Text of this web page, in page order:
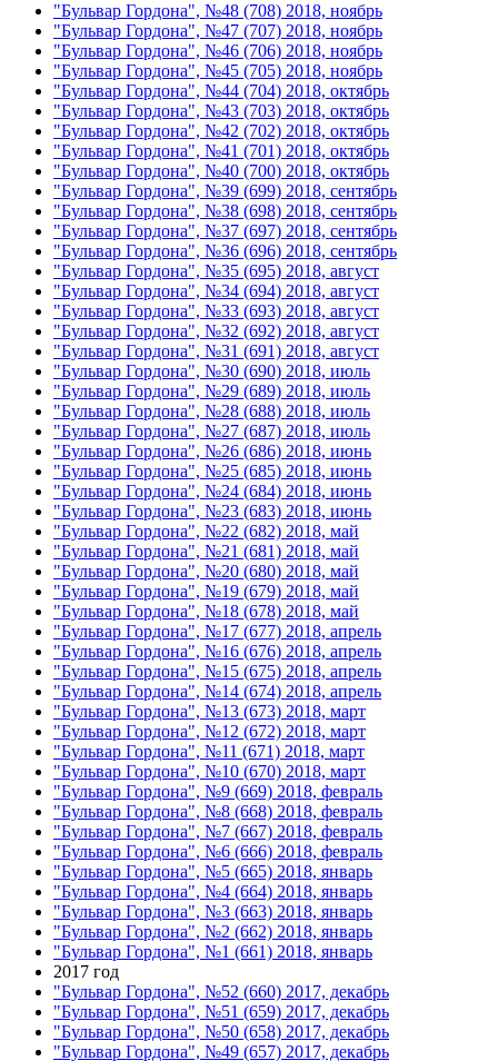
"Бульвар Гордона", №48 (708) 2018, ноябрь
"Бульвар Гордона", №47 (707) 2018, ноябрь
"Бульвар Гордона", №46 (706) 2018, ноябрь
"Бульвар Гордона", №45 (705) 2018, ноябрь
"Бульвар Гордона", №44 (704) 2018, октябрь
"Бульвар Гордона", №43 (703) 2018, октябрь
"Бульвар Гордона", №42 (702) 2018, октябрь
"Бульвар Гордона", №41 (701) 2018, октябрь
"Бульвар Гордона", №40 (700) 2018, октябрь
"Бульвар Гордона", №39 (699) 2018, сентябрь
"Бульвар Гордона", №38 (698) 2018, сентябрь
"Бульвар Гордона", №37 (697) 2018, сентябрь
"Бульвар Гордона", №36 (696) 2018, сентябрь
"Бульвар Гордона", №35 (695) 2018, август
"Бульвар Гордона", №34 (694) 2018, август
"Бульвар Гордона", №33 (693) 2018, август
"Бульвар Гордона", №32 (692) 2018, август
"Бульвар Гордона", №31 (691) 2018, август
"Бульвар Гордона", №30 (690) 2018, июль
"Бульвар Гордона", №29 (689) 2018, июль
"Бульвар Гордона", №28 (688) 2018, июль
"Бульвар Гордона", №27 (687) 2018, июль
"Бульвар Гордона", №26 (686) 2018, июнь
"Бульвар Гордона", №25 (685) 2018, июнь
"Бульвар Гордона", №24 (684) 2018, июнь
"Бульвар Гордона", №23 (683) 2018, июнь
"Бульвар Гордона", №22 (682) 2018, май
"Бульвар Гордона", №21 (681) 2018, май
"Бульвар Гордона", №20 (680) 2018, май
"Бульвар Гордона", №19 (679) 2018, май
"Бульвар Гордона", №18 (678) 2018, май
"Бульвар Гордона", №17 (677) 2018, апрель
"Бульвар Гордона", №16 (676) 2018, апрель
"Бульвар Гордона", №15 (675) 2018, апрель
"Бульвар Гордона", №14 (674) 2018, апрель
"Бульвар Гордона", №13 (673) 2018, март
"Бульвар Гордона", №12 (672) 2018, март
"Бульвар Гордона", №11 (671) 2018, март
"Бульвар Гордона", №10 (670) 2018, март
"Бульвар Гордона", №9 (669) 2018, февраль
"Бульвар Гордона", №8 (668) 2018, февраль
"Бульвар Гордона", №7 (667) 2018, февраль
"Бульвар Гордона", №6 (666) 2018, февраль
"Бульвар Гордона", №5 (665) 2018, январь
"Бульвар Гордона", №4 (664) 2018, январь
"Бульвар Гордона", №3 (663) 2018, январь
"Бульвар Гордона", №2 (662) 2018, январь
"Бульвар Гордона", №1 (661) 2018, январь
2017 год
"Бульвар Гордона", №52 (660) 2017, декабрь
"Бульвар Гордона", №51 (659) 2017, декабрь
"Бульвар Гордона", №50 (658) 2017, декабрь
"Бульвар Гордона", №49 (657) 2017, декабрь